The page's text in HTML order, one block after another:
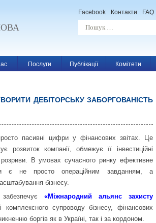
Facebook Контакти FAQ
Послуги Публікації Комітети
ДЕБІТОРСЬКУ ЗАБОРГОВАНІСТЬ
пасивні цифри у фінансових звітах. Це
розвиток компанії, обмежує її інвестиційні
В умовах сучасного ринку ефективне
є не просто операційним завданням, а
бізнесу.
забезпечує«Міжнародний альянс захисту
супроводу бізнесу, фінансових
боргів як в Україні, так і за кордоном.